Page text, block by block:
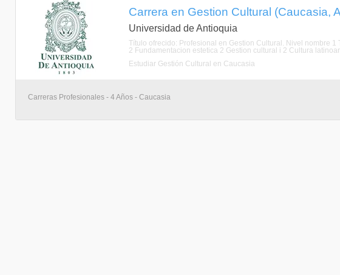
Carrera en Gestion Cultural (Caucasia,
Universidad de Antioquia
Título ofrecido: Profesional en Gestion Cultural. Nivel nombre
2 Fundamentacion estetica 2 Gestion cultural i 2 Cultura
Estudiar Gestión Cultural en Caucasia
Carreras Profesionales - 4 Años - Caucasia